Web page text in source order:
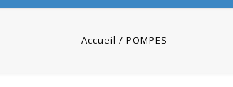
Accueil POMPES